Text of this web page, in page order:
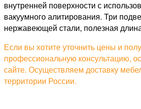
внутренней поверхности с
вакуумного алитирования. Три
нержавеющей стали, полезная
Если вы хотите уточнить цены и
профессиональную консультацию,
сайте. Осуществляем доставку
территории России.